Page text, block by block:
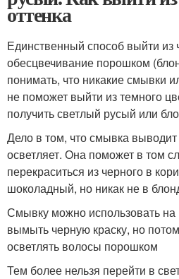
оттенка
Единственный способ выйти из
обесцвечивание порошком
понимать, что никакие смывки
не поможет выйти из темного
получить светлый русый или
Дело в том, что смывка
осветляет. Она поможет в том
перекраситься из черного в
шоколадный, но никак не в
Смывку можно использовать
вымыть черную краску, но
осветлять волосы порошком
Тем более нельзя перейти в